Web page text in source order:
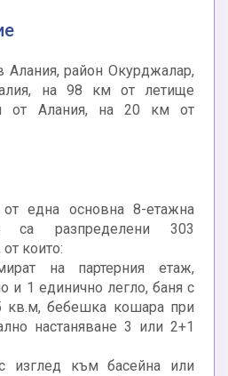
Алания, район Окурджалар,
на 98 км от летище
от Алания, на 20 км от
една основна 8-етажна
са разпределени 303
които:
на партерния етаж,
и 1 единично легло, баня с
бебешка кошара при
настаняване 3 или 2+1
към басейна или